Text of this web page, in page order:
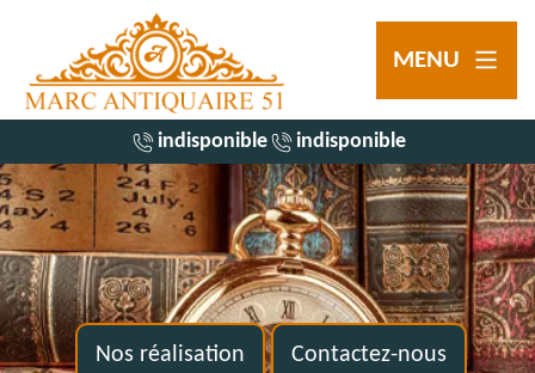
MENU
indisponible indisponible
Nos réalisation Contactez-nous